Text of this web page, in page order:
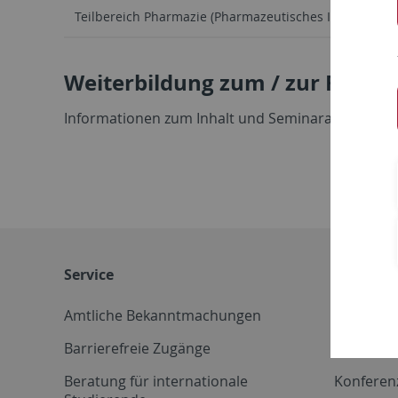
Teilbereich Pharmazie (Pharmazeutisches Institut)
Weiterbildung zum / zur
Informationen zum Inhalt und Seminarangebot
Service
Amtliche Bekanntmachungen
Barrierefreie Zugänge
Beratung für internationale